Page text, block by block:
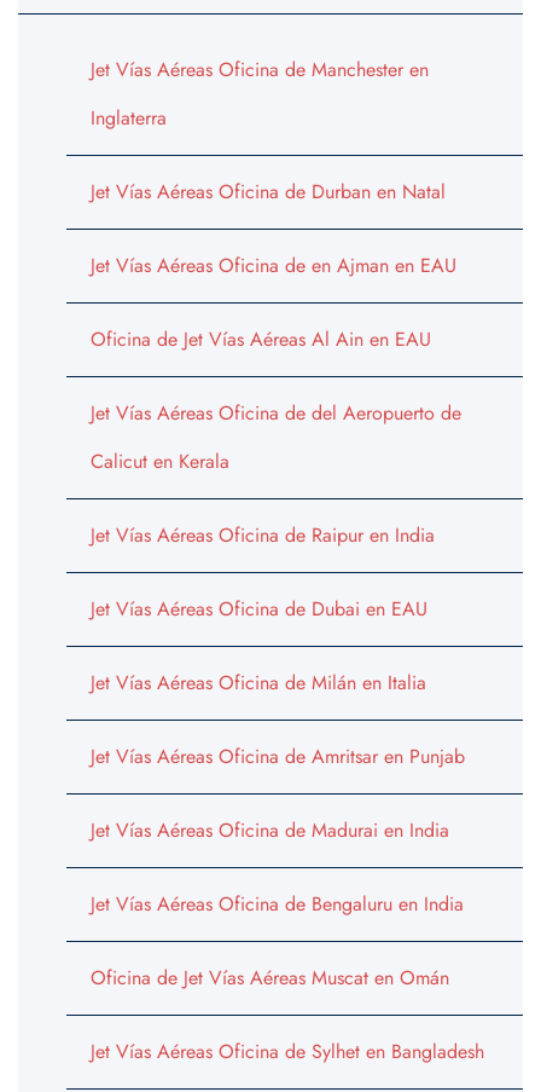
Jet Vías Aéreas Oficina de Manchester en
Inglaterra
Jet Vías Aéreas Oficina de Durban en Natal
Jet Vías Aéreas Oficina de en Ajman en EAU
Oficina de Jet Vías Aéreas Al Ain en EAU
Jet Vías Aéreas Oficina de del Aeropuerto de
Calicut en Kerala
Jet Vías Aéreas Oficina de Raipur en India
Jet Vías Aéreas Oficina de Dubai en EAU
Jet Vías Aéreas Oficina de Milán en Italia
Jet Vías Aéreas Oficina de Amritsar en Punjab
Jet Vías Aéreas Oficina de Madurai en India
Jet Vías Aéreas Oficina de Bengaluru en India
Oficina de Jet Vías Aéreas Muscat en Omán
Jet Vías Aéreas Oficina de Sylhet en Bangladesh